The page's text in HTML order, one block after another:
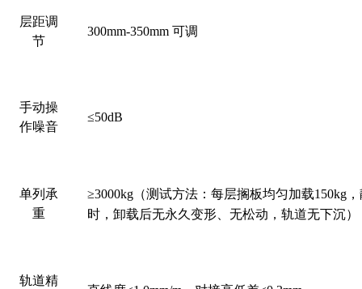
层距调
节
300mm-350mm 可调
手动操
作噪音
≤50dB
单列承
重
≥3000kg （测试方法：每层搁板均匀加载150kg
时，卸载后无永久变形、无松动，轨道无下沉）
轨道精